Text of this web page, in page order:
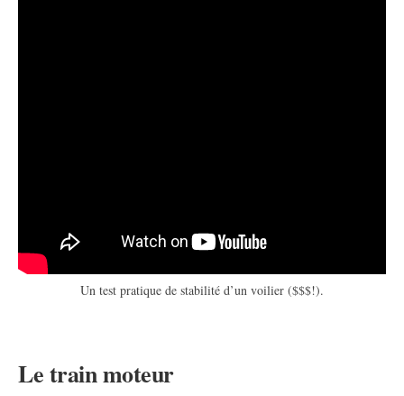
Un test pratique de stabilité d’un voilier ($$$!).
Le train moteur